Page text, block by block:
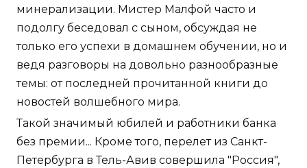
минерализации. Мистер Малфой часто и
подолгу беседовал с сыном, обсуждая не
только его успехи в домашнем обучении, но и
ведя разговоры на довольно разнообразные
темы: от последней прочитанной книги до
новостей волшебного мира.
Такой значимый юбилей и работники банка
без премии... Кроме того, перелет из Санкт-
Петербурга в Тель-Авив совершила "Россия",